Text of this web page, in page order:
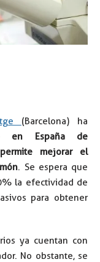
(Barcelona) ha
en España de
mejorar el
. Se espera que
la efectividad de
para obtener
ya cuentan con
No obstante, se